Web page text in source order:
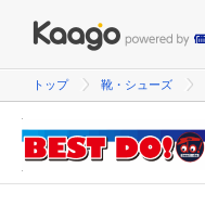
トップ 靴・シューズ